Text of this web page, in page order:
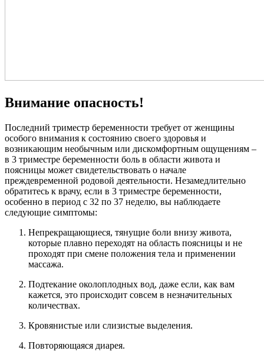
Внимание опасность!
Последний триместр беременности требует от женщины
особого внимания к состоянию своего здоровья и
возникающим необычным или дискомфортным ощущениям –
в 3 триместре беременности боль в области живота и
поясницы может свидетельствовать о начале
преждевременной родовой деятельности. Незамедлительно
обратитесь к врачу, если в 3 триместре беременности,
особенно в период с 32 по 37 неделю, вы наблюдаете
следующие симптомы:
Непрекращающиеся, тянущие боли внизу живота,
которые плавно переходят на область поясницы и не
проходят при смене положения тела и применении
массажа.
Подтекание околоплодных вод, даже если, как вам
кажется, это происходит совсем в незначительных
количествах.
Кровянистые или слизистые выделения.
Повторяющаяся диарея.